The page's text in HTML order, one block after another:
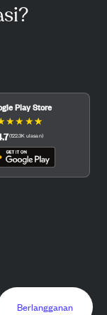
Play Store
★★ ★★
(122.3K ulasan)
Berlangganan